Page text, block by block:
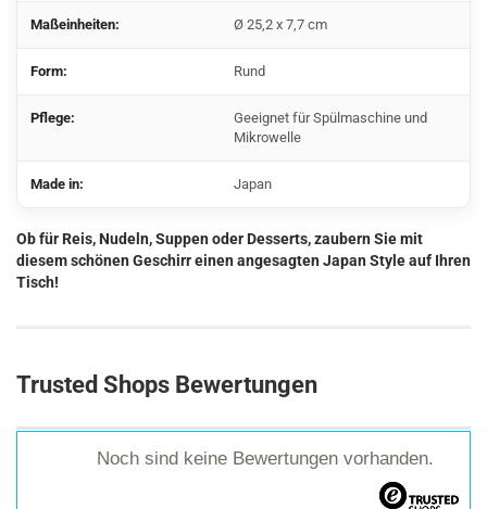
Maßeinheiten: Ø 25,2 x 7,7 cm
Form: Rund
Pflege:
Geeignet für Spülmaschine und
Mikrowelle
Made in: Japan
Ob für Reis, Nudeln, Suppen oder Desserts, zaubern Sie mit
diesem schönen Geschirr einen angesagten Japan Style auf Ihren
Tisch!
Trusted Shops Bewertungen
Noch sind keine Bewertungen vorhanden.